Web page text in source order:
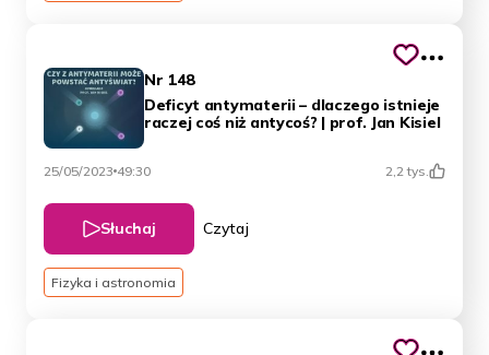
Nr 148
Deficyt antymaterii – dlaczego istnieje
raczej coś niż antycoś? | prof. Jan Kisiel
25/05/2023 49:30 2,2 tys.
Słuchaj Czytaj
Fizyka i astronomia